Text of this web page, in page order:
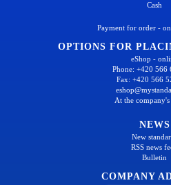
Cash
Payment for order -
OPTIONS FOR
eShop -
Phone: +420 566
Fax: +420 566
At the company's
NEWS
New
RSS news
Bulletin
COMPANY